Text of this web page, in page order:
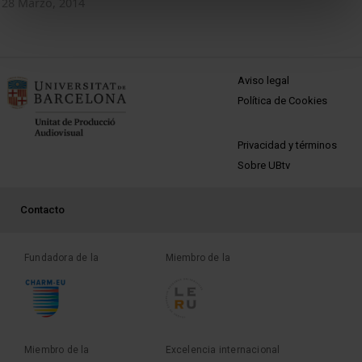
MENÚ PEU 1
Aviso legal
Política de Cookies
PEU 2
Privacidad y términos
Sobre UBtv
PEU 3
Contacto
Fundadora de la Miembro de la
Miembro de la Excelencia internacional